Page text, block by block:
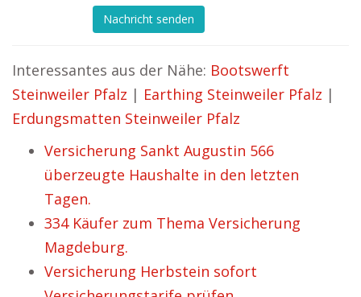
Nachricht senden
Interessantes aus der Nähe: Bootswerft
Steinweiler Pfalz | Earthing Steinweiler Pfalz |
Erdungsmatten Steinweiler Pfalz
Versicherung Sankt Augustin 566
überzeugte Haushalte in den letzten
Tagen.
334 Käufer zum Thema Versicherung
Magdeburg.
Versicherung Herbstein sofort